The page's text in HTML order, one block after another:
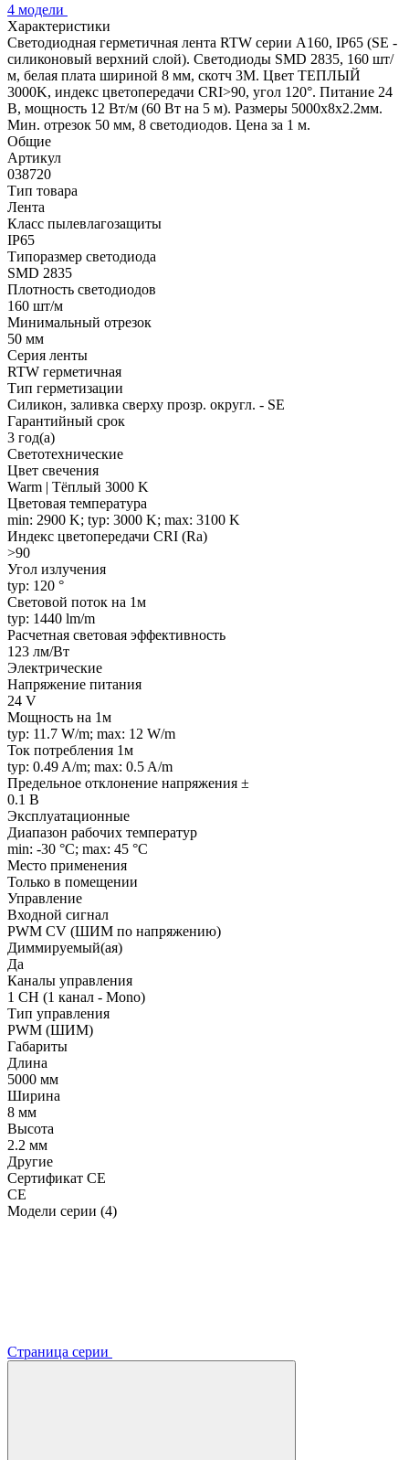
4 модели
Характеристики
Светодиодная герметичная лента RTW серии A160, IP65 (SE -
силиконовый верхний слой). Светодиоды SMD 2835, 160 шт/
м, белая плата шириной 8 мм, скотч 3M. Цвет ТЕПЛЫЙ
3000K, индекс цветопередачи CRI>90, угол 120°. Питание 24
В, мощность 12 Вт/м (60 Вт на 5 м). Размеры 5000x8x2.2мм.
Мин. отрезок 50 мм, 8 светодиодов. Цена за 1 м.
Общие
Артикул
038720
Тип товара
Лента
Класс пылевлагозащиты
IP65
Типоразмер светодиода
SMD 2835
Плотность светодиодов
160 шт/м
Минимальный отрезок
50 мм
Серия ленты
RTW герметичная
Тип герметизации
Силикон, заливка сверху прозр. округл. - SE
Гарантийный срок
3 год(а)
Светотехнические
Цвет свечения
Warm | Тёплый 3000 K
Цветовая температура
min: 2900 K; typ: 3000 K; max: 3100 K
Индекс цветопередачи CRI (Ra)
>90
Угол излучения
typ: 120 °
Световой поток на 1м
typ: 1440 lm/m
Расчетная световая эффективность
123 лм/Вт
Электрические
Напряжение питания
24 V
Мощность на 1м
typ: 11.7 W/m; max: 12 W/m
Ток потребления 1м
typ: 0.49 A/m; max: 0.5 A/m
Предельное отклонение напряжения ±
0.1 В
Эксплуатационные
Диапазон рабочих температур
min: -30 °C; max: 45 °C
Место применения
Только в помещении
Управление
Входной сигнал
PWM СV (ШИМ по напряжению)
Диммируемый(ая)
Да
Каналы управления
1 CH (1 канал - Mono)
Тип управления
PWM (ШИМ)
Габариты
Длина
5000 мм
Ширина
8 мм
Высота
2.2 мм
Другие
Сертификат CE
CE
Модели серии (4)
Страница серии